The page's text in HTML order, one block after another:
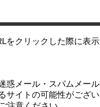
をクリックした際に表
惑メール・スパムメー
サイトの可能性がござ